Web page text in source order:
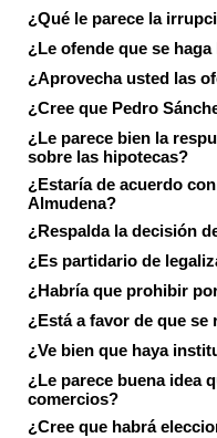
¿Qué le parece la
¿Le ofende que se
¿Aprovecha usted las
¿Cree que Pedro
¿Le parece bien la
sobre las hipotecas?
¿Estaría de acuerdo
Almudena?
¿Respalda la decisión
¿Es partidario de
¿Habría que prohibir
¿Está a favor de que
¿Ve bien que haya
¿Le parece buena idea
comercios?
¿Cree que habrá